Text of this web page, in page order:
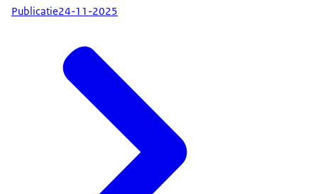
Publicatie24-11-2025